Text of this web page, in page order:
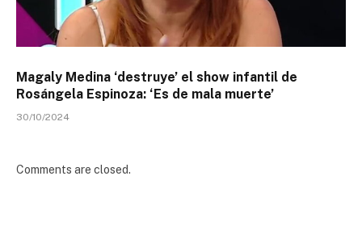
Magaly Medina ‘destruye’ el show infantil de
Rosángela Espinoza: ‘Es de mala muerte’
30/10/2024
Comments are closed.